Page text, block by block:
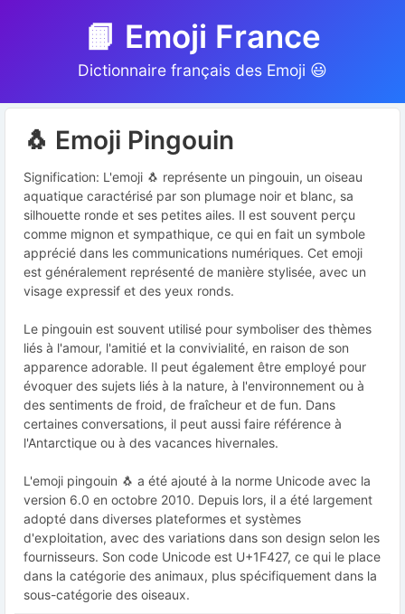
📙 Emoji France
Dictionnaire français des Emoji 😃
🐧 Emoji Pingouin
Signification: L'emoji 🐧 représente un pingouin, un oiseau
aquatique caractérisé par son plumage noir et blanc, sa
silhouette ronde et ses petites ailes. Il est souvent perçu
comme mignon et sympathique, ce qui en fait un symbole
apprécié dans les communications numériques. Cet emoji
est généralement représenté de manière stylisée, avec un
visage expressif et des yeux ronds.
Le pingouin est souvent utilisé pour symboliser des thèmes
liés à l'amour, l'amitié et la convivialité, en raison de son
apparence adorable. Il peut également être employé pour
évoquer des sujets liés à la nature, à l'environnement ou à
des sentiments de froid, de fraîcheur et de fun. Dans
certaines conversations, il peut aussi faire référence à
l'Antarctique ou à des vacances hivernales.
L'emoji pingouin 🐧 a été ajouté à la norme Unicode avec la
version 6.0 en octobre 2010. Depuis lors, il a été largement
adopté dans diverses plateformes et systèmes
d'exploitation, avec des variations dans son design selon les
fournisseurs. Son code Unicode est U+1F427, ce qui le place
dans la catégorie des animaux, plus spécifiquement dans la
sous-catégorie des oiseaux.